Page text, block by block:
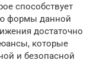
способствует
формы данной
достаточно
которые
и безопасной